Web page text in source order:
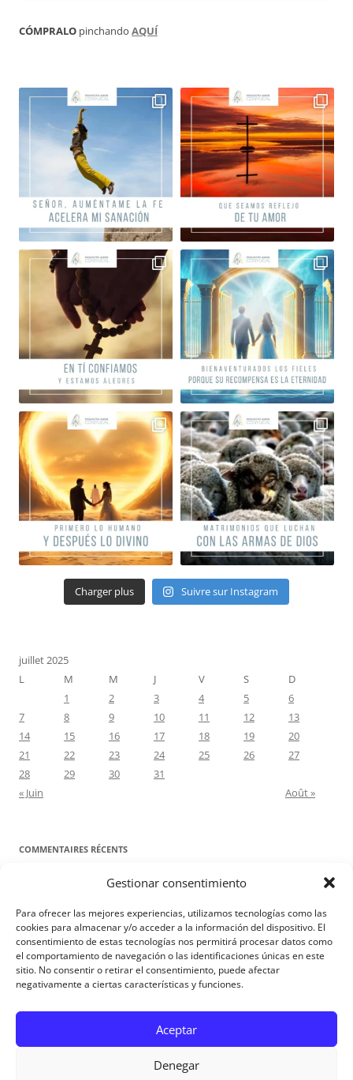
Gestionar consentimiento
Para ofrecer las mejores experiencias, utilizamos tecnologías como las
cookies para almacenar y/o acceder a la información del dispositivo. El
consentimiento de estas tecnologías nos permitirá procesar datos como
el comportamiento de navegación o las identificaciones únicas en este
sitio. No consentir o retirar el consentimiento, puede afectar
negativamente a ciertas características y funciones.
Aceptar
Denegar
CÓMPRALO pinchando AQUÍ
Charger plus Suivre sur Instagram
juillet 2025
L
M M J V S
D
1
2 3 4 5
6
7
8 9 10 11 12
13
14
15 16 17 18 19
20
21
22 23 24 25 26
27
28
29 30
31
« Juin
Août »
COMMENTAIRES RÉCENTS
Proyecto Amor ConyugaldansContre toute attente. Commentaire
pour les époux : Luc 12, 8-12
Manuel MirallesdansContre toute attente. Commentaire pour les
époux : Luc 12, 8-12